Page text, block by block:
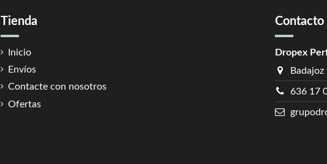
Tienda
Inicio
Envíos
Contacte con nosotros
Ofertas
Contacto
Dropex
Badajoz
636 17